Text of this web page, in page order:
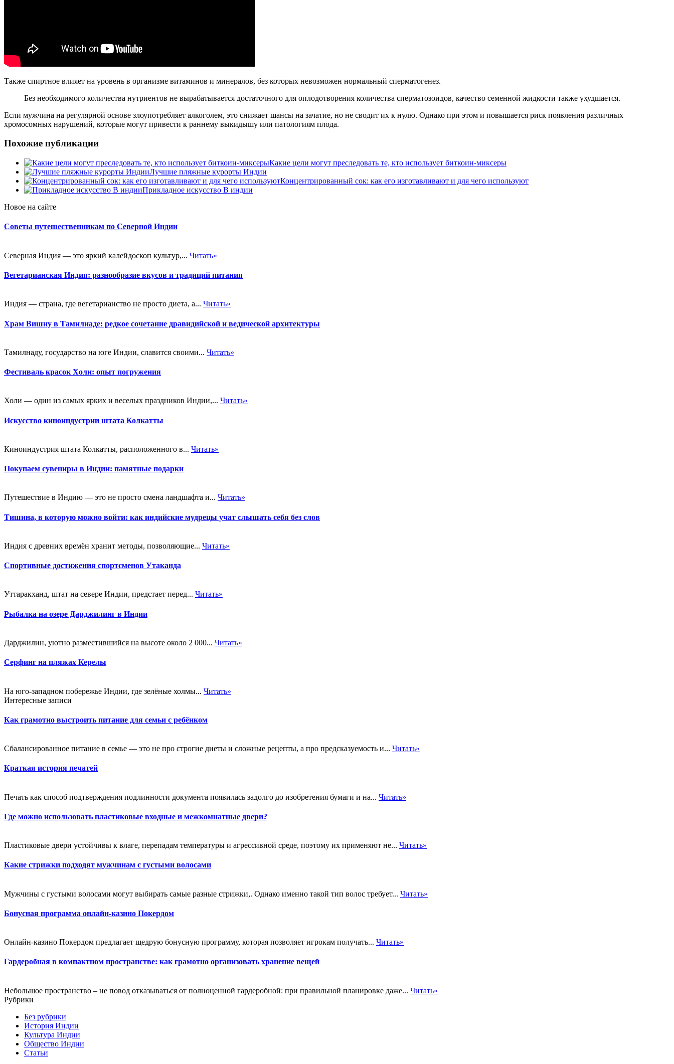
Также спиртное влияет на уровень в организме витаминов и минералов, без которых невозможен нормальный сперматогенез.
Без необходимого количества нутриентов не вырабатывается достаточного для оплодотворения количества сперматозоидов, качество семенной жидкости также ухудшается.
Если мужчина на регулярной основе злоупотребляет алкоголем, это снижает шансы на зачатие, но не сводит их к нулю. Однако при этом и повышается риск появления различных
хромосомных нарушений, которые могут привести к раннему выкидышу или патологиям плода.
Похожие публикации
Какие цели могут преследовать те, кто использует биткоин-миксеры
Лучшие пляжные курорты Индии
Концентрированный сок: как его изготавливают и для чего используют
Прикладное искусство В индии
Новое на сайте
Советы путешественникам по Северной Индии
Северная Индия — это яркий калейдоскоп культур,... Читать»
Вегетарианская Индия: разнообразие вкусов и традиций питания
Индия — страна, где вегетарианство не просто диета, а... Читать»
Храм Вишну в Тамилнаде: редкое сочетание дравидийской и ведической архитектуры
Тамилнаду, государство на юге Индии, славится своими... Читать»
Фестиваль красок Холи: опыт погружения
Холи — один из самых ярких и веселых праздников Индии,... Читать»
Искусство киноиндустрии штата Колкатты
Киноиндустрия штата Колкатты, расположенного в... Читать»
Покупаем сувениры в Индии: памятные подарки
Путешествие в Индию — это не просто смена ландшафта и... Читать»
Тишина, в которую можно войти: как индийские мудрецы учат слышать себя без слов
Индия с древних времён хранит методы, позволяющие... Читать»
Спортивные достижения спортсменов Утаканда
Уттаракханд, штат на севере Индии, предстает перед... Читать»
Рыбалка на озере Дарджилинг в Индии
Дарджилин, уютно разместившийся на высоте около 2 000... Читать»
Серфинг на пляжах Керелы
На юго-западном побережье Индии, где зелёные холмы... Читать»
Интересные записи
Как грамотно выстроить питание для семьи с ребёнком
Сбалансированное питание в семье — это не про строгие диеты и сложные рецепты, а про предсказуемость и... Читать»
Краткая история печатей
Печать как способ подтверждения подлинности документа появилась задолго до изобретения бумаги и на... Читать»
Где можно использовать пластиковые входные и межкомнатные двери?
Пластиковые двери устойчивы к влаге, перепадам температуры и агрессивной среде, поэтому их применяют не... Читать»
Какие стрижки подходят мужчинам с густыми волосами
Мужчины с густыми волосами могут выбирать самые разные стрижки,. Однако именно такой тип волос требует... Читать»
Бонусная программа онлайн-казино Покердом
Онлайн-казино Покердом предлагает щедрую бонусную программу, которая позволяет игрокам получать... Читать»
Гардеробная в компактном пространстве: как грамотно организовать хранение вещей
Небольшое пространство – не повод отказываться от полноценной гардеробной: при правильной планировке даже... Читать»
Рубрики
Без рубрики
История Индии
Культура Индии
Общество Индии
Статьи